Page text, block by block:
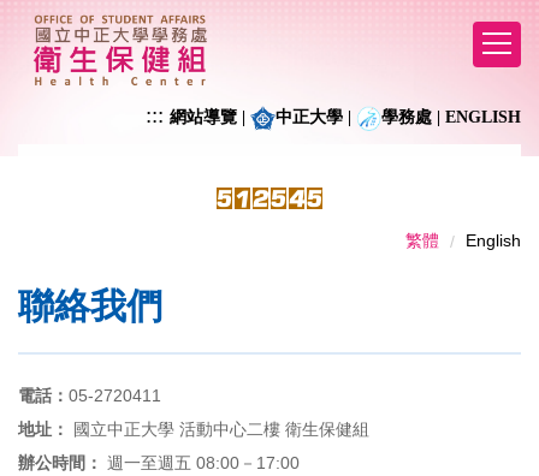
::: 網站導覽 | 中正大學 | 學務處 | ENGLISH
繁體 English
聯絡我們
電話： 05-2720411
地址：
國立中正大學 活動中心二樓 衛生保健組
辦公時間： 週一至週五 08:00－17:00